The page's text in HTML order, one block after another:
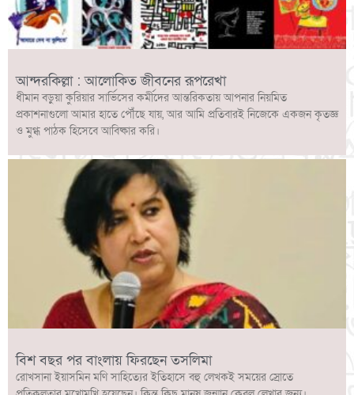
আন্দরকিল্লা : আলোকিত জীবনের রূপরেখা
ধীমান বড়ুয়া কুরিয়ার সার্ভিসের কর্মীদের আন্তরিকতায় আপনার নিয়মিত
প্রকাশনাগুলো আমার হাতে পৌঁছে যায়, আর আমি প্রতিবারই নিজেকে একজন কৃতজ্ঞ
ও মুগ্ধ পাঠক হিসেবে আবিষ্কার করি।
বিশ বছর পর বাংলায় ফিরছেন তসলিমা
রোখসানা ইয়াসমিন মণি সাহিত্যের ইতিহাসে বহু লেখকই সময়ের স্রোতে